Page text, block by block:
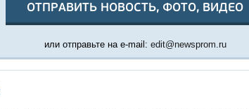
ОТПРАВИТЬ НОВОСТЬ, ФОТО, ВИДЕО
или отправьте на e-mail: edit@newsprom.ru